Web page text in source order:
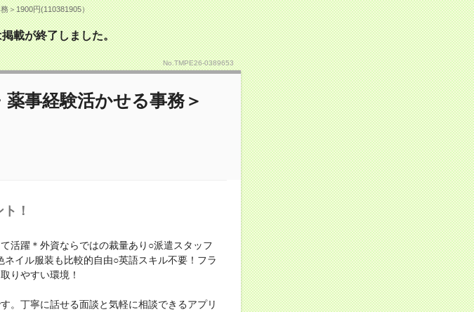
＞1900円(110381905）
載が終了しました。
No.TMPE26-0389653
事経験活かせる事務＞
！
活躍＊外資ならではの裁量あり○派遣スタッフ
イル服装も比較的自由○英語スキル不要！フラ
りやすい環境！
。丁寧に話せる面談と気軽に相談できるアプリ